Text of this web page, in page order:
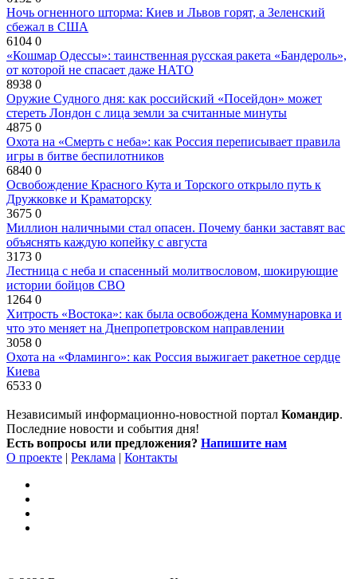
Ночь огненного шторма: Киев и Львов горят, а Зеленский
сбежал в США
6104 0
«Кошмар Одессы»: таинственная русская ракета «Бандероль»,
от которой не спасает даже НАТО
8938 0
Оружие Судного дня: как российский «Посейдон» может
стереть Лондон с лица земли за считанные минуты
4875 0
Охота на «Смерть с неба»: как Россия переписывает правила
игры в битве беспилотников
6840 0
Освобождение Красного Кута и Торского открыло путь к
Дружковке и Краматорску
3675 0
Миллион наличными стал опасен. Почему банки заставят вас
объяснять каждую копейку с августа
3173 0
Лестница с неба и спасенный молитвословом, шокирующие
истории бойцов СВО
1264 0
Хитрость «Востока»: как была освобождена Коммунаровка и
что это меняет на Днепропетровском направлении
3058 0
Охота на «Фламинго»: как Россия выжигает ракетное сердце
Киева
6533 0
Независимый информационно-новостной портал Командир.
Последние новости и события дня!
Есть вопросы или предложения? Напишите нам
О проекте | Реклама | Контакты